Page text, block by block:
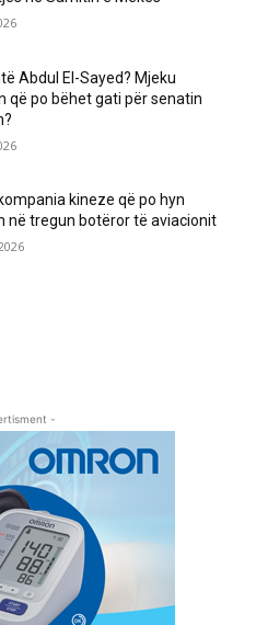
Abdul El-Sayed? Mjeku
që po bëhet gati për senatin
kineze që po hyn
në tregun botëror të aviacionit
-